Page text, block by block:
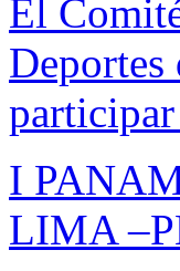
El
participar
I
LIMA